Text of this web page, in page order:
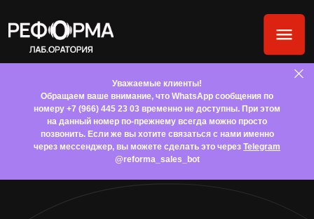
Уважаемые клиенты!
Обращаем ваше внимание, что WhatsApp сообщения по
номеру +7 (966) 445 23 03 временно не доступны. При этом
на данный номер по-прежнему всегда можно просто
позвонить. Если же вы хотите связаться с нами именно
через мессенджер, вы можете сделать это через Telegram
@reforma_sales_bot